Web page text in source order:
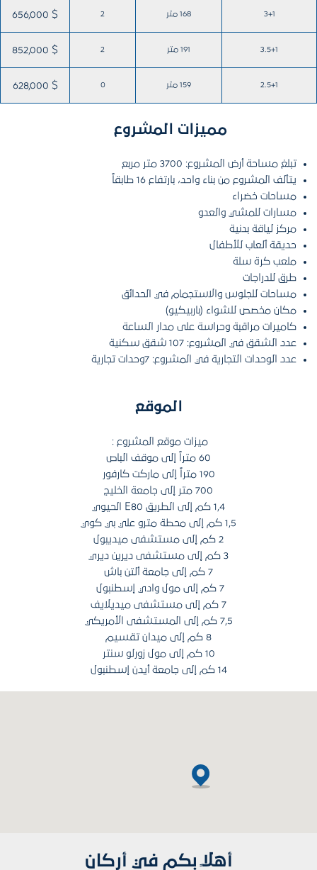
3+1 168 متر 2
656,000 $
3.5+1 191 متر 2
852,000 $
2.5+1 159 متر 0
628,000 $
مميزات المشروع
تبلغ مساحة أرض المشروع: 3700 متر مربع
يتألف المشروع من بناء واحد، بارتفاع 16 طابقاً
مساحات خضراء
مسارات للمشي والعدو
مركز لياقة بدنية
حديقة ألعاب للأطفال
ملعب كرة سلة
طرق للدراجات
مساحات للجلوس والاستجمام في الحدائق
مكان مخصص للشواء (باربيكيو)
كاميرات مراقبة وحراسة على مدار الساعة
عدد الشقق في المشروع: 107 شقق سكنية
عدد الوحدات التجارية في المشروع: 7وحدات تجارية
الموقع
ميزات موقع المشروع :
60 متراً إلى موقف الباص
190 متراً إلى ماركت كارفور
700 متر إلى جامعة الخليج
1,4 كم إلى الطريق E80 الحيوي
1,5 كم إلى محطة مترو علي بي كوي
2 كم إلى مستشفى ميديبول
3 كم إلى مستشفى ديرين ديري
7 كم إلى جامعة ألتن باش
7 كم إلى مول وادي إسطنبول
7 كم إلى مستشفى ميديلايف
7,5 كم إلى المستشفى الأمريكي
8 كم إلى ميدان تقسيم
10 كم إلى مول زورلو سنتر
14 كم إلى جامعة أيدن إسطنبول
أهلاً بكم في أركان